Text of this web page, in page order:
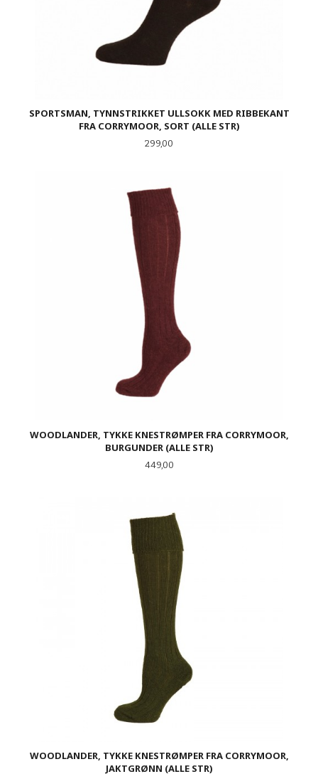
SPORTSMAN, TYNNSTRIKKET ULLSOKK MED RIBBEKANT
FRA CORRYMOOR, SORT (ALLE STR)
Pris
299,00
WOODLANDER, TYKKE KNESTRØMPER FRA CORRYMOOR,
BURGUNDER (ALLE STR)
Pris
449,00
WOODLANDER, TYKKE KNESTRØMPER FRA CORRYMOOR,
JAKTGRØNN (ALLE STR)